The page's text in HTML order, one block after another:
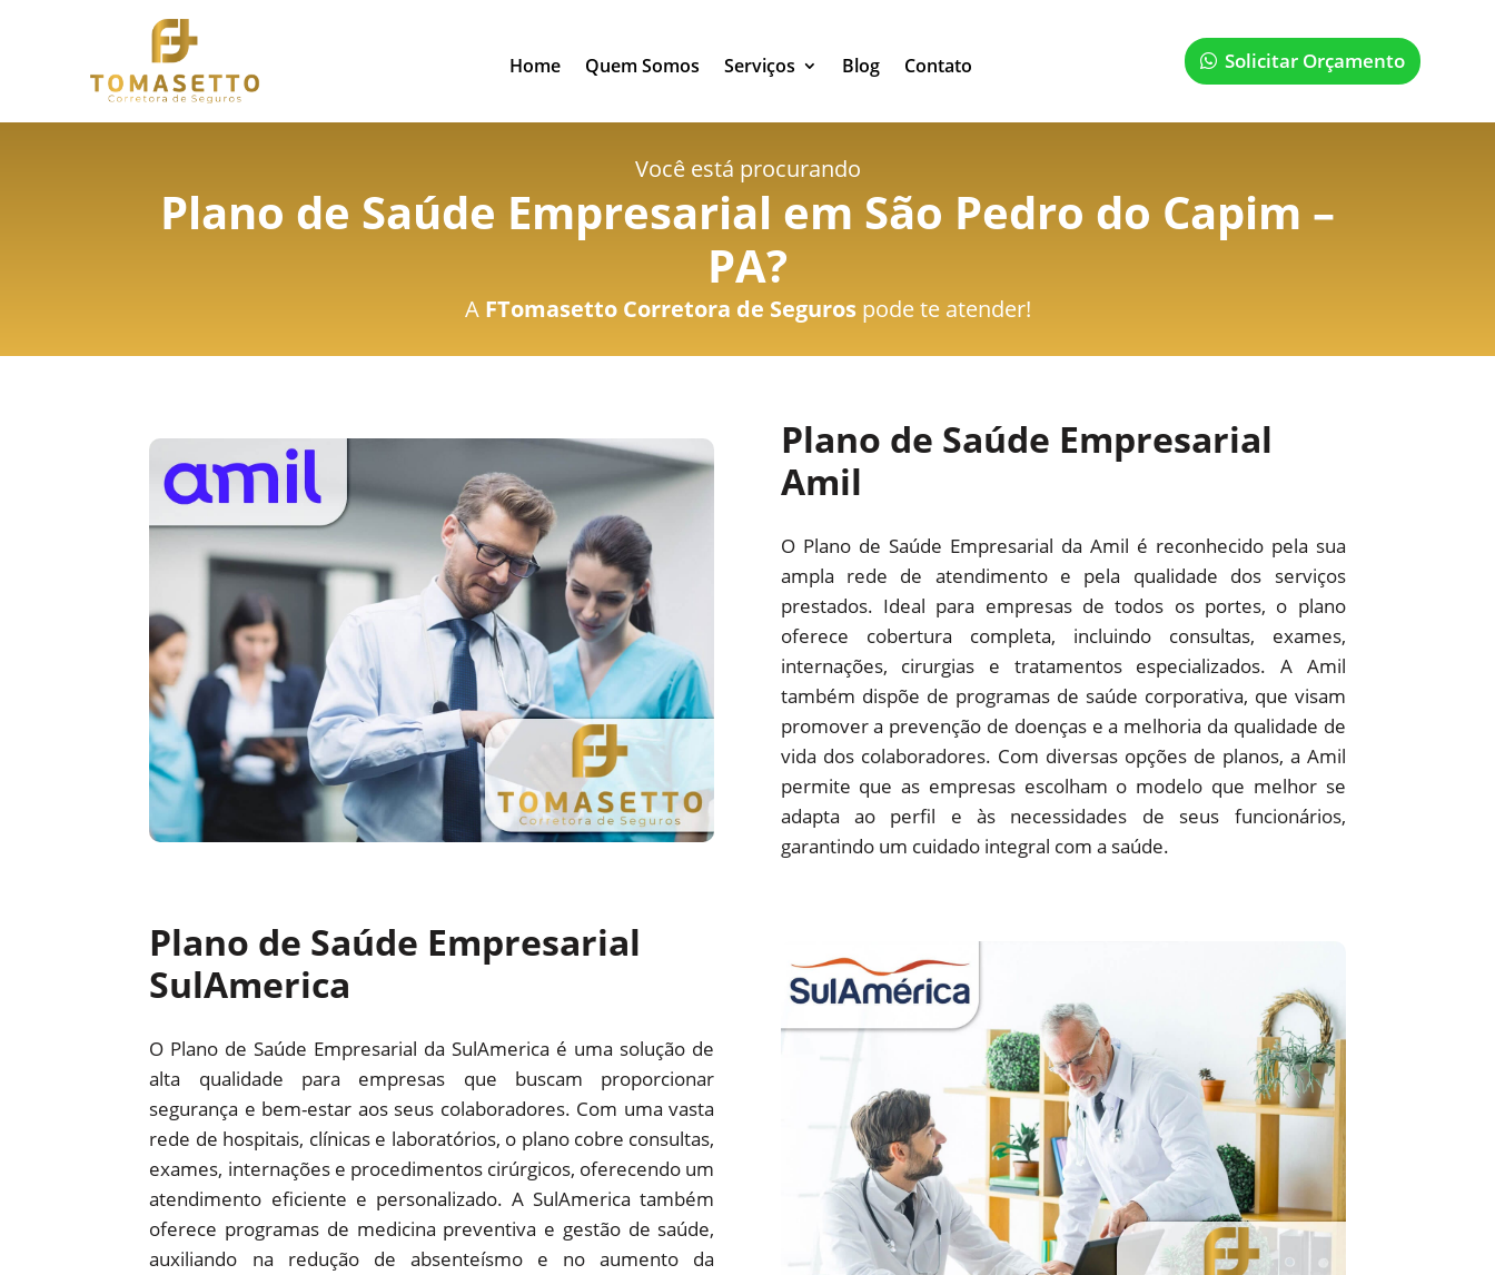
Home Quem Somos Serviços Blog Contato Solicitar Orçamento
Você está procurando
Plano de Saúde Empresarial em São Pedro do Capim –
PA?
A FTomasetto Corretora de Segurospode te atender!
Plano de Saúde Empresarial
Amil
O Plano de Saúde Empresarial da Amil é reconhecido pela sua
ampla rede de atendimento e pela qualidade dos serviços
prestados. Ideal para empresas de todos os portes, o plano
oferece cobertura completa, incluindo consultas, exames,
internações, cirurgias e tratamentos especializados. A Amil
também dispõe de programas de saúde corporativa, que visam
promover a prevenção de doenças e a melhoria da qualidade de
vida dos colaboradores. Com diversas opções de planos, a Amil
permite que as empresas escolham o modelo que melhor se
adapta ao perfil e às necessidades de seus funcionários,
garantindo um cuidado integral com a saúde.
Plano de Saúde Empresarial
SulAmerica
O Plano de Saúde Empresarial da SulAmerica é uma solução de
alta qualidade para empresas que buscam proporcionar
segurança e bem-estar aos seus colaboradores. Com uma vasta
rede de hospitais, clínicas e laboratórios, o plano cobre consultas,
exames, internações e procedimentos cirúrgicos, oferecendo um
atendimento eficiente e personalizado. A SulAmerica também
oferece programas de medicina preventiva e gestão de saúde,
auxiliando na redução de absenteísmo e no aumento da